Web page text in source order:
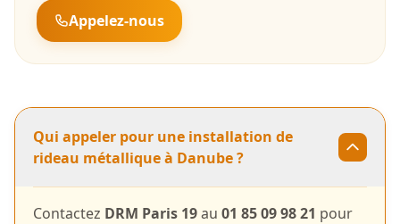
Appelez-nous
Qui appeler pour une installation de
rideau métallique à Danube ?
Contactez DRM Paris 19au 01 85 09 98 21 pour